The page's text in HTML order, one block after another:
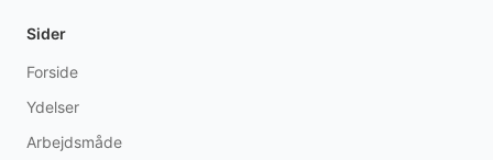
Sider
Forside
Ydelser
Arbejdsmåde